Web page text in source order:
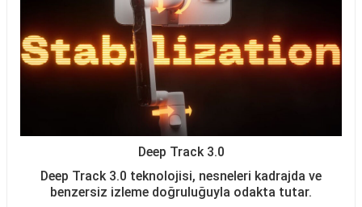
Deep Track 3.0
Deep Track 3.0 teknolojisi, nesneleri kadrajda ve
benzersiz izleme doğruluğuyla odakta tutar.